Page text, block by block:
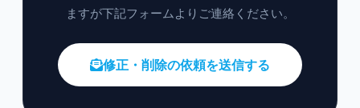
ますが下記フォームよりご連絡ください。
修正・削除の依頼を送信する